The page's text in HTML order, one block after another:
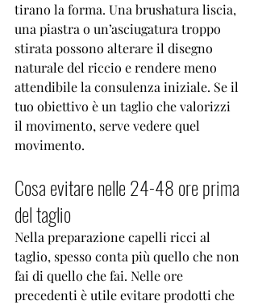
tirano la forma. Una brushatura liscia,
una piastra o un’asciugatura troppo
stirata possono alterare il disegno
naturale del riccio e rendere meno
attendibile la consulenza iniziale. Se il
tuo obiettivo è un taglio che valorizzi
il movimento, serve vedere quel
movimento.
Cosa evitare nelle 24-48 ore prima
del taglio
Nella preparazione capelli ricci al
taglio, spesso conta più quello che non
fai di quello che fai. Nelle ore
precedenti è utile evitare prodotti che